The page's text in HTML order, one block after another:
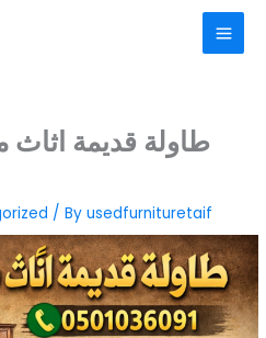
طاولة قديمة
/ Byusedfurnituretaif